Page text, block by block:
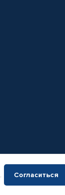
. Согласиться